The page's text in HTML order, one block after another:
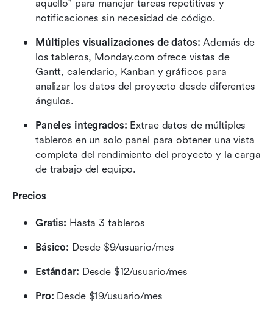
aquello" para manejar tareas repetitivas y
notificaciones sin necesidad de código.
Múltiples visualizaciones de datos: Además de
los tableros, Monday.com ofrece vistas de
Gantt, calendario, Kanban y gráficos para
analizar los datos del proyecto desde diferentes
ángulos.
Paneles integrados: Extrae datos de múltiples
tableros en un solo panel para obtener una vista
completa del rendimiento del proyecto y la carga
de trabajo del equipo.
Precios
Gratis: Hasta 3 tableros
Básico: Desde $9/usuario/mes
Estándar: Desde $12/usuario/mes
Pro: Desde $19/usuario/mes